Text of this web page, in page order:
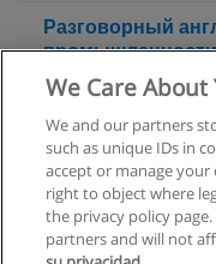
Разговорный
English for
+
We Care About
We and our partners
such as unique IDs in
accept or manage
right to object where
the privacy policy
partners and will not